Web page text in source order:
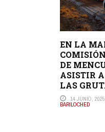
EN LA
DE
ASISTIR A
LAS
14 JUNIO, 2025
BARILOCHED